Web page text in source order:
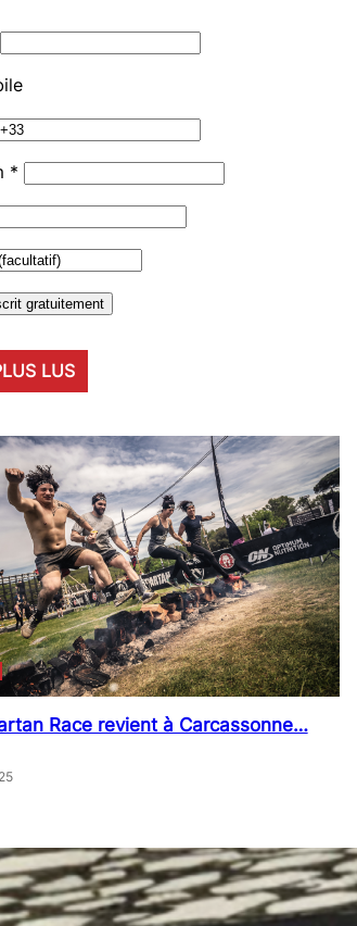
*
LUS
Race revient à Carcassonne…
« Artistes en Vitrine »: L’éclat
qui réveille les cœurs de ville